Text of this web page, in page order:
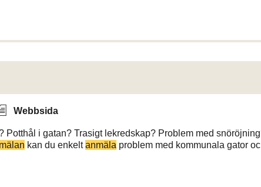
Webbsida
Potthål i gatan? Trasigt lekredskap? Problem med
kan du enkeltanmäla problem med kommunala gator